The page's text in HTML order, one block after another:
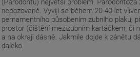
(Parodontu) největší problém. Parodontóza
nepozovaně. Vyvíjí se během 20-40 let
pernamentního působením zubního plaku,
prostor (čištění mezizubním kartáčkem, či
a na okraji dásně. Jakmile dojde k zánětu
daleko.